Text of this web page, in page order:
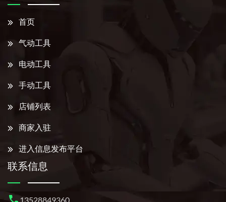
首页
气动工具
电动工具
手动工具
店铺列表
商家入驻
进入信息发布平台
联系信息
13528849360